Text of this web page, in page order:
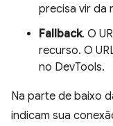
precisa vir da
Fallback. O
recurso. O
no DevTools.
Na parte de baixo
indicam sua